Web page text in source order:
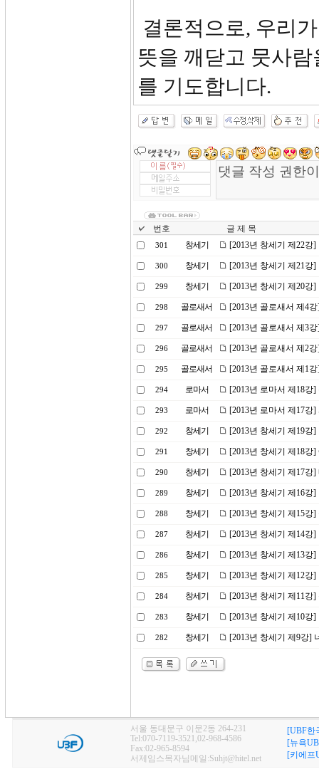
결론적으로, 우리
뜻을 깨닫고 뭇사
를 기도합니다.
번호 글 제 목
301 창세기 [2013년 창세기 제22강
300 창세기 [2013년 창세기 제21강
299 창세기 [2013년 창세기 제20강
298 골로새서 [2013년 골로새서 제4
297 골로새서 [2013년 골로새서 제3
296 골로새서 [2013년 골로새서 제2
295 골로새서 [2013년 골로새서 제1
294 로마서 [2013년 로마서 제18강
293 로마서 [2013년 로마서 제17강
292 창세기 [2013년 창세기 제19강
291 창세기 [2013년 창세기 제18강
290 창세기 [2013년 창세기 제17
289 창세기 [2013년 창세기 제16강
288 창세기 [2013년 창세기 제15강
287 창세기 [2013년 창세기 제14강
286 창세기 [2013년 창세기 제13
285 창세기 [2013년 창세기 제12강
284 창세기 [2013년 창세기 제11강
283 창세기 [2013년 창세기 제10강
282 창세기 [2013년 창세기 제9강]
서울 동대문구 이문2동 264-231
Tel:070-7119-3521,02-968-4586
Fax:02-965-8594
서제임스목자님메일:Suhjt@hitel.net
[UBF한
[뉴욕
[키에프